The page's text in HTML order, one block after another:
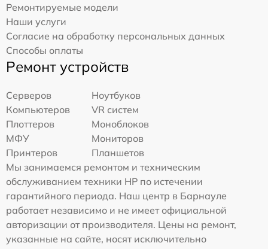
Ремонтируемые модели
Наши услуги
Согласие на обработку персональных данных
Способы оплаты
Ремонт устройств
Серверов
Ноутбуков
Компьютеров
VR систем
Плоттеров
Моноблоков
МФУ
Мониторов
Принтеров
Планшетов
Мы занимаемся ремонтом и техническим
обслуживанием техники HP по истечении
гарантийного периода. Наш центр в Барнауле
работает независимо и не имеет официальной
авторизации от производителя. Цены на ремонт,
указанные на сайте, носят исключительно